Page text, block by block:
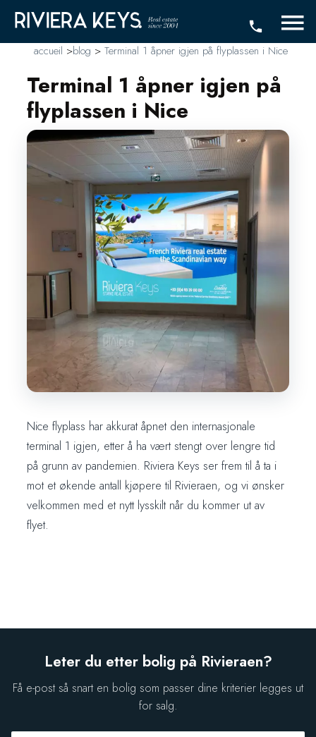
accueil >blog > Terminal 1 åpner igjen på flyplassen i Nice
Terminal 1 åpner igjen på
flyplassen i Nice
Nice flyplass har akkurat åpnet den internasjonale
terminal 1 igjen, etter å ha vært stengt over lengre tid
på grunn av pandemien. Riviera Keys ser frem til å ta i
mot et økende antall kjøpere til Rivieraen, og vi ønsker
velkommen med et nytt lysskilt når du kommer ut av
flyet.
Leter du etter bolig på Rivieraen?
Få e-post så snart en bolig som passer dine kriterier legges ut
for salg.